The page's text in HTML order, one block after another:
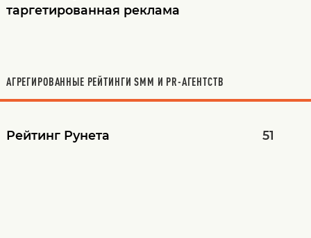
таргетированная реклама
АГРЕГИРОВАННЫЕ РЕЙТИНГИ SMM И PR-АГЕНТСТВ
Рейтинг Рунета 51